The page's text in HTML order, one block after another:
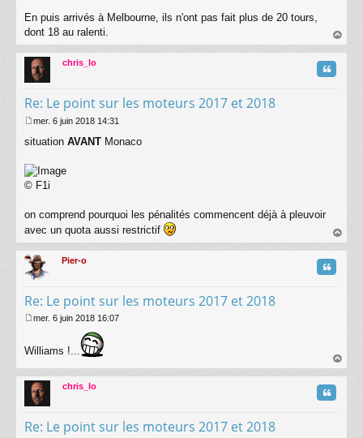
e
En puis arrivés à Melbourne, ils n'ont pas fait plus de 20 tours,
dont 18 au ralenti.
au
chris_lo
Re: Le point sur les moteurs 2017 et 2018
Citation
e
s
a
g
mer. 6 juin 2018 14:31
situation AVANT Monaco
© F1i
on comprend pourquoi les pénalités commencent déjà à pleuvoir
avec un quota aussi restrictif
au
Pier-o
Re: Le point sur les moteurs 2017 et 2018
Citation
s
a
g
e
mer. 6 juin 2018 16:07
Williams !...
au
chris_lo
Re: Le point sur les moteurs 2017 et 2018
Citation